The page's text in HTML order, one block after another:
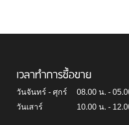
เวลาทำการซื้อขาย
วันจันทร์ - ศุกร์
08.00 น. -
วันเสาร์
10.00 น. -